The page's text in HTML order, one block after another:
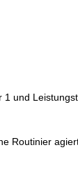
und
Routinier